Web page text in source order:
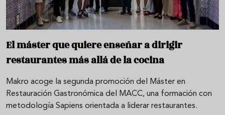
El máster que quiere enseñar a dirigir
restaurantes más allá de la cocina
Makro acoge la segunda promoción del Máster en
Restauración Gastronómica del MACC, una formación con
metodología Sapiens orientada a liderar restaurantes.